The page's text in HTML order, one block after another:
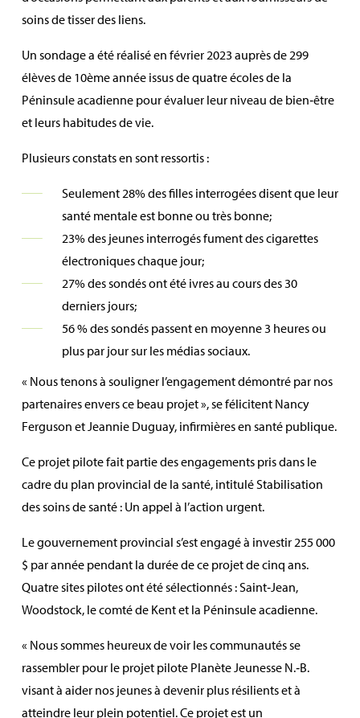
soins de tisser des liens.
Un sondage a été réalisé en février 2023 auprès de 299
élèves de 10ème année issus de quatre écoles de la
Péninsule acadienne pour évaluer leur niveau de bien‑être
et leurs habitudes de vie.
Plusieurs constats en sont ressortis :
Seulement 28% des filles interrogées disent que leur
santé mentale est bonne ou très bonne;
23% des jeunes interrogés fument des cigarettes
électroniques chaque jour;
27% des sondés ont été ivres au cours des 30
derniers jours;
56 % des sondés passent en moyenne 3 heures ou
plus par jour sur les médias sociaux.
« Nous tenons à souligner l’engagement démontré par nos
partenaires envers ce beau projet », se félicitent Nancy
Ferguson et Jeannie Duguay, infirmières en santé publique.
Ce projet pilote fait partie des engagements pris dans le
cadre du plan provincial de la santé, intitulé Stabilisation
des soins de santé : Un appel à l’action urgent.
Le gouvernement provincial s’est engagé à investir 255 000
$ par année pendant la durée de ce projet de cinq ans.
Quatre sites pilotes ont été sélectionnés : Saint‑Jean,
Woodstock, le comté de Kent et la Péninsule acadienne.
« Nous sommes heureux de voir les communautés se
rassembler pour le projet pilote Planète Jeunesse N.‑B.
visant à aider nos jeunes à devenir plus résilients et à
atteindre leur plein potentiel. Ce projet est un